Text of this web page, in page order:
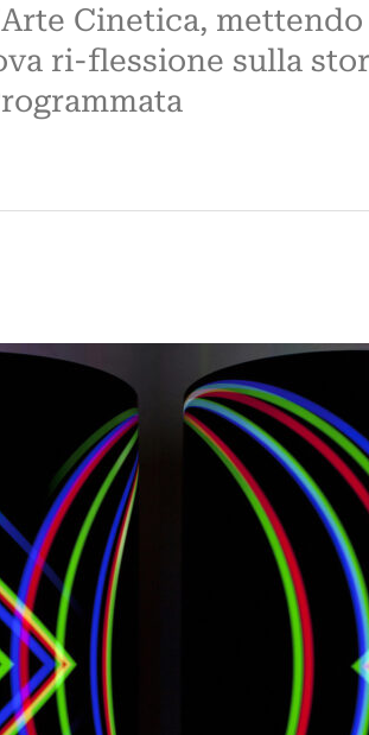
Cinetica,
ri-flessione sulla